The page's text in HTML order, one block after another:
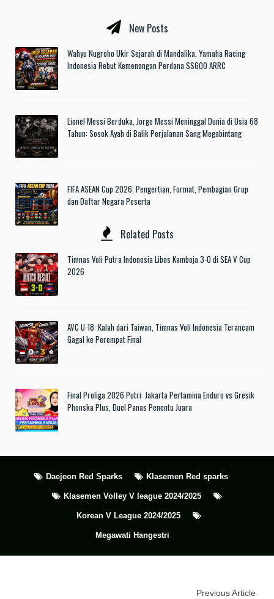
New Posts
Wahyu Nugroho Ukir Sejarah di Mandalika, Yamaha Racing
Indonesia Rebut Kemenangan Perdana SS600 ARRC
Lionel Messi Berduka, Jorge Messi Meninggal Dunia di Usia 68
Tahun: Sosok Ayah di Balik Perjalanan Sang Megabintang
FIFA ASEAN Cup 2026: Pengertian, Format, Pembagian Grup
dan Daftar Negara Peserta
Related Posts
Timnas Voli Putra Indonesia Libas Kamboja 3-0 di SEA V Cup
2026
AVC U-18: Kalah dari Taiwan, Timnas Voli Indonesia Terancam
Gagal ke Perempat Final
Final Proliga 2026 Putri: Jakarta Pertamina Enduro vs Gresik
Phonska Plus, Duel Panas Penentu Juara
Daejeon Red Sparks Klasemen Red sparks
Klasemen Volley V league 2024/2025
Korean V League 2024/2025
Megawati Hangestri
Previous Article